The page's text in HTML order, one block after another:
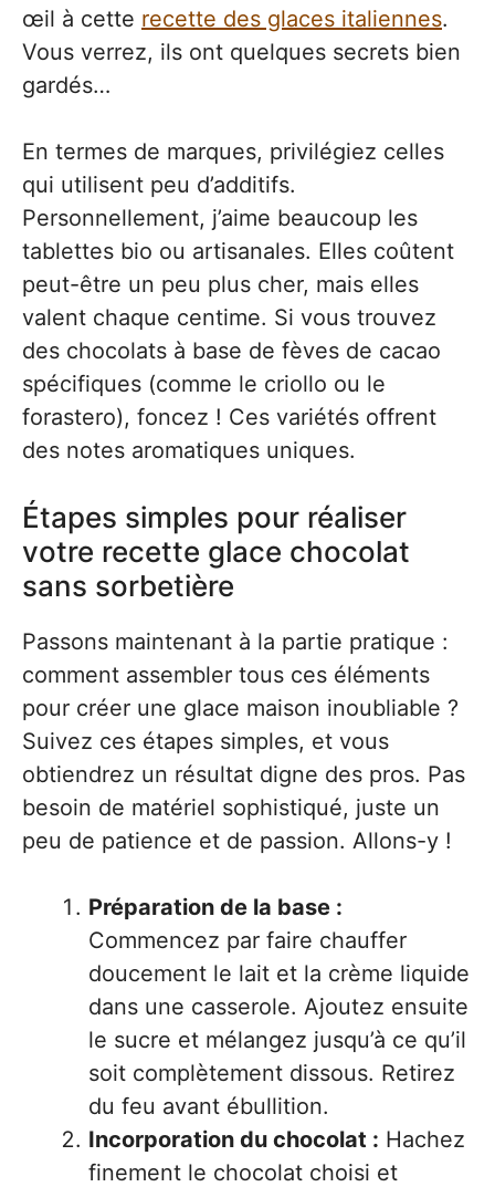
œil à cette recette des glaces italiennes.
Vous verrez, ils ont quelques secrets bien
gardés…
En termes de marques, privilégiez celles
qui utilisent peu d’additifs.
Personnellement, j’aime beaucoup les
tablettes bio ou artisanales. Elles coûtent
peut-être un peu plus cher, mais elles
valent chaque centime. Si vous trouvez
des chocolats à base de fèves de cacao
spécifiques (comme le criollo ou le
forastero), foncez ! Ces variétés offrent
des notes aromatiques uniques.
Étapes simples pour réaliser
votre recette glace chocolat
sans sorbetière
Passons maintenant à la partie pratique :
comment assembler tous ces éléments
pour créer une glace maison inoubliable ?
Suivez ces étapes simples, et vous
obtiendrez un résultat digne des pros. Pas
besoin de matériel sophistiqué, juste un
peu de patience et de passion. Allons-y !
Préparation de la base :
Commencez par faire chauffer
doucement le lait et la crème liquide
dans une casserole. Ajoutez ensuite
le sucre et mélangez jusqu’à ce qu’il
soit complètement dissous. Retirez
du feu avant ébullition.
Incorporation du chocolat : Hachez
finement le chocolat choisi et